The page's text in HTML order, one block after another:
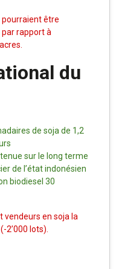
pourraient être
par rapport à
du
de soja de 1,2
sur le long terme
de l’état indonésien
biodiesel 30
vendeurs en soja la
2’000 lots).